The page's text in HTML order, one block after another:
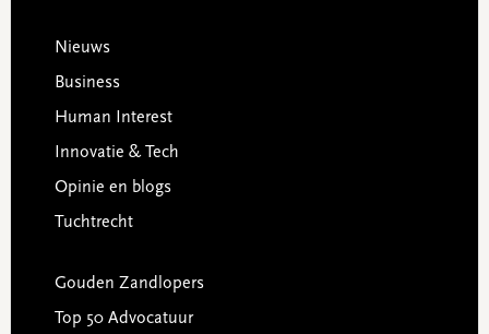
Footer
Nieuws
Business
Human Interest
Innovatie & Tech
Opinie en blogs
Tuchtrecht
Gouden Zandlopers
Top 50 Advocatuur